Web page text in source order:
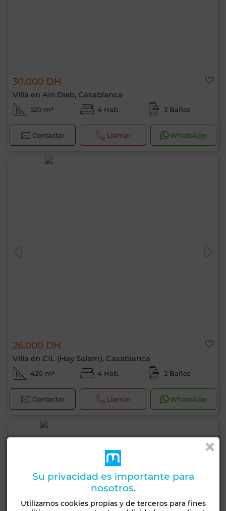
30.000 DH
Villa en Ain Diab, Casablanca
520 m² 4 Hab. 3 Baños
Contactar Llamar WhatsApp
26.000 DH
Villa en CIL (Hay Salam), Casablanca
420 m² 4 Hab. 2 Baños
Contactar Llamar WhatsApp
Su privacidad es importante para
nosotros.
Utilizamos cookies propias y de terceros para fines